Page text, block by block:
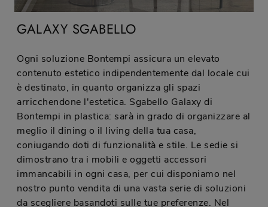
GALAXY SGABELLO
Ogni soluzione Bontempi assicura un elevato
contenuto estetico indipendentemente dal locale cui
è destinato, in quanto organizza gli spazi
arricchendone l'estetica. Sgabello Galaxy di
Bontempi in plastica: sarà in grado di organizzare al
meglio il dining o il living della tua casa,
coniugando doti di funzionalità e stile. Le sedie si
dimostrano tra i mobili e oggetti accessori
immancabili in ogni casa, per cui disponiamo nel
nostro punto vendita di una vasta serie di soluzioni
da scegliere basandoti sulle tue preferenze. Nel